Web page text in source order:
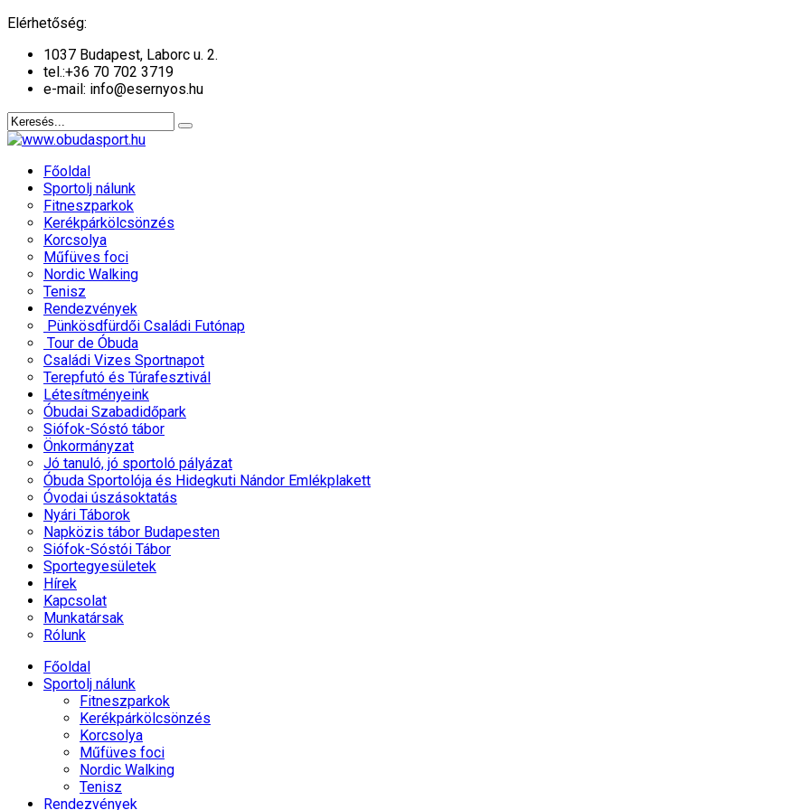
Elérhetőség:
1037 Budapest, Laborc u. 2.
tel.:+36 70 702 3719
e-mail: info@esernyos.hu
Főoldal
Sportolj nálunk
Fitneszparkok
Kerékpárkölcsönzés
Korcsolya
Műfüves foci
Nordic Walking
Tenisz
Rendezvények
Pünkösdfürdői Családi Futónap
Tour de Óbuda
Családi Vizes Sportnapot
Terepfutó és Túrafesztivál
Létesítményeink
Óbudai Szabadidőpark
Siófok-Sóstó tábor
Önkormányzat
Jó tanuló, jó sportoló pályázat
Óbuda Sportolója és Hidegkuti Nándor Emlékplakett
Óvodai úszásoktatás
Nyári Táborok
Napközis tábor Budapesten
Siófok-Sóstói Tábor
Sportegyesületek
Hírek
Kapcsolat
Munkatársak
Rólunk
Főoldal
Sportolj nálunk
Fitneszparkok
Kerékpárkölcsönzés
Korcsolya
Műfüves foci
Nordic Walking
Tenisz
Rendezvények
év
hónap
év
hónap